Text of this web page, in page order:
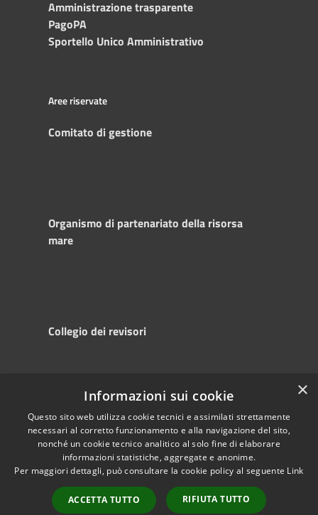
Amministrazione trasparente
PagoPA
Sportello Unico Amministrativo
Aree riservate
Comitato di gestione
Organismo di partenariato della risorsa
mare
Collegio dei revisori
Accessibility
Privacy
Cookie
Sitemap
Copyright © 2025
Autorità di
Sistema Portuale
del Mare Adriatico
Centrale
Powered by
Municipium
×
Informazioni sui cookie
Questo sito web utilizza cookie tecnici e assimilati strettamente
necessari al corretto funzionamento e alla navigazione del sito,
nonché un cookie tecnico analitico al solo fine di elaborare
informazioni statistiche, aggregate e anonime.
Per maggiori dettagli, può consultare la cookie policy al seguente Link
ACCETTA TUTTO RIFIUTA TUTTO